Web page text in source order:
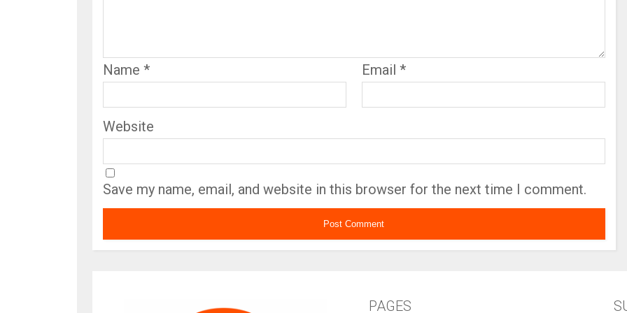
Name * Email *
Website
Save my name, email, and website in this browser for the next time I comment.
PAGES